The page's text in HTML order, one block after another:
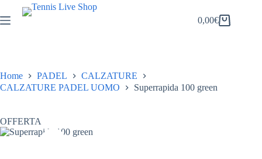
al
contenuto
Carrello
0,00€
Home PADEL
CALZATURE
CALZATURE PADEL UOMO
Superrapida 100 green
OFFERTA